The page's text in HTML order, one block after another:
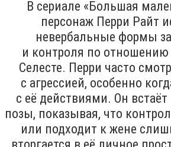
В сериале «Большая
персонаж Перри Райт
невербальные формы
и контроля по отношению
Селесте. Перри часто
с агрессией, особенно
с её действиями. Он
позы, показывая, что
или подходит к жене